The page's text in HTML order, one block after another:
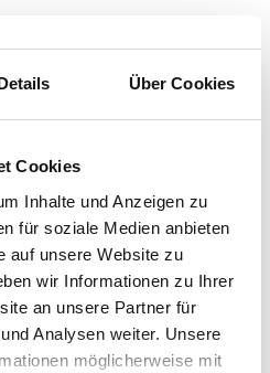
Über Cookies
Cookies
Inhalte und Anzeigen zu
für soziale Medien anbieten
auf unsere Website zu
wir Informationen zu Ihrer
an unsere Partner für
Analysen weiter. Unsere
möglicherweise mit
IHNEN AUCH...
Techno Nahtroller